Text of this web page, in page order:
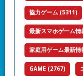
協力ゲーム (5311)
最新スマホゲーム情
家庭用ゲーム最新情
GAME (2767)